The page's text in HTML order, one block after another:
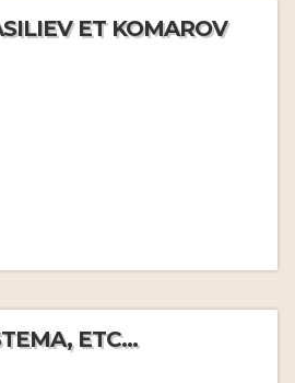
ET KOMAROV
ETC...